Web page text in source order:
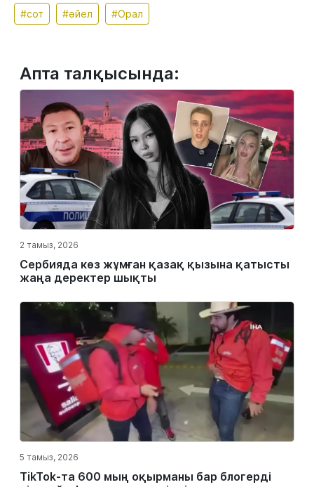
#сот #әйел #Орал
Апта талқысында:
2 тамыз, 2026
Сербияда көз жұмған қазақ қызына қатысты
жаңа деректер шықты
5 тамыз, 2026
TikTok-та 600 мың оқырманы бар блогерді